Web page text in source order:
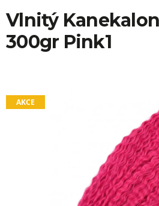
Vlnitý
300gr Pink1
AKCE
e
t
e
í
HLEDAT